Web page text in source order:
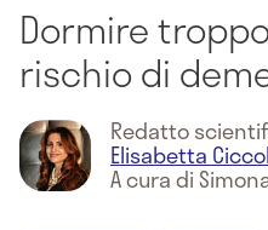
Dormire
rischio di
Redatto
Elisabetta
A cura di